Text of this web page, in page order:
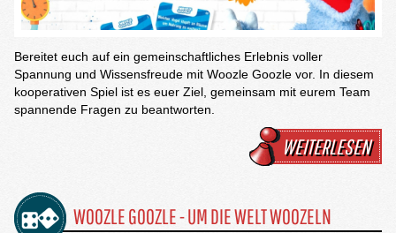
Bereitet euch auf ein gemeinschaftliches Erlebnis voller
Spannung und Wissensfreude mit Woozle Goozle vor. In diesem
kooperativen Spiel ist es euer Ziel, gemeinsam mit eurem Team
spannende Fragen zu beantworten.
WEITERLESEN
WOOZLE GOOZLE - UM DIE WELT WOOZELN